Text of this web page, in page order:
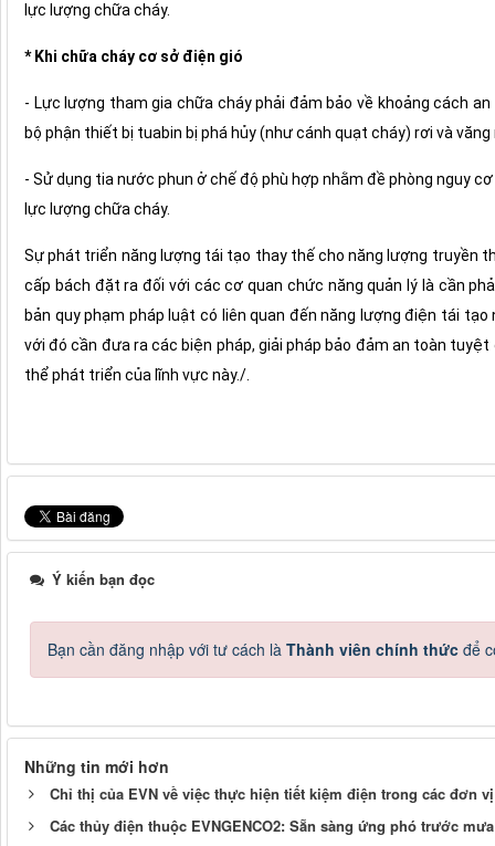
lực lượng chữa cháy.
* Khi chữa cháy cơ sở điện gió
- Lực lượng tham gia chữa cháy phải đảm bảo về khoảng cách
bộ phận thiết bị tuabin bị phá hủy (như cánh quạt cháy) rơi và
- Sử dụng tia nước phun ở chế độ phù hợp nhằm đề phòng nguy
lực lượng chữa cháy.
Sự phát triển năng lượng tái tạo thay thế cho năng lượng truyền
cấp bách đặt ra đối với các cơ quan chức năng quản lý là cần
bản quy phạm pháp luật có liên quan đến năng lượng điện tái
với đó cần đưa ra các biện pháp, giải pháp bảo đảm an toàn
thể phát triển của lĩnh vực này./.
Ý kiến bạn đọc
Bạn cần đăng nhập với tư cách là Thành viên chính thức để
Những tin mới hơn
Chỉ thị của EVN về việc thực hiện tiết kiệm điện trong các đơn
Các thủy điện thuộc EVNGENCO2: Sẵn sàng ứng phó trước